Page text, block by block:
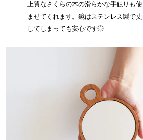
上質なさくらの木の滑らかな手触りも
ませてくれます。鏡はステンレス製で
してしまっても安心です◎